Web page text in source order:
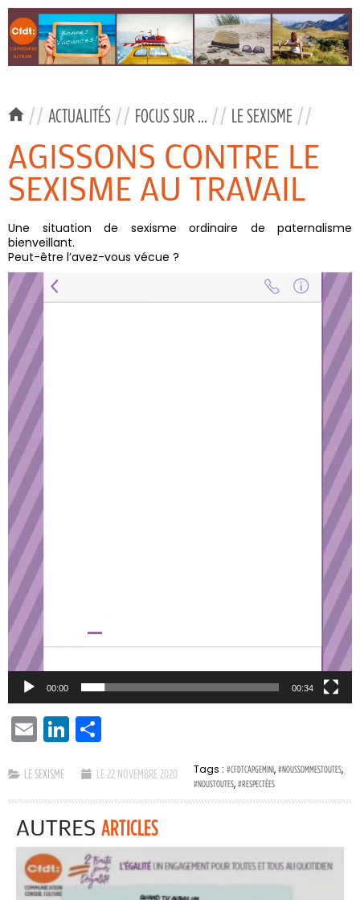
// ACTUALITÉS // FOCUS SUR ... // LE SEXISME //
AGISSONS CONTRE LE
SEXISME AU TRAVAIL
Une situation de sexisme ordinaire de paternalisme
bienveillant.
Peut-être l’avez-vous vécue ?
Lecteur
vidéo
00:00 00:34
EMAIL LINKEDIN
LE SEXISME LE 22 NOVEMBRE 2020 Tags : #CFDTCAPGEMINI, #NOUSSOMMESTOUTES,
#NOUSTOUTES, #RESPECTÉES
AUTRES ARTICLES